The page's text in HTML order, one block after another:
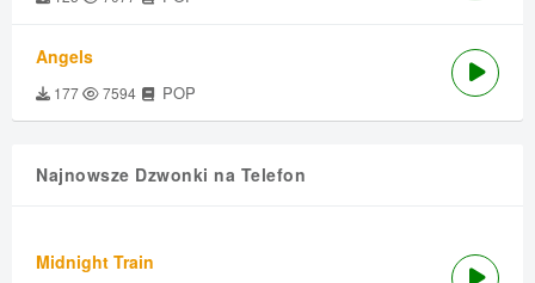
Angels
177 7594 POP
Najnowsze Dzwonki na Telefon
Midnight Train